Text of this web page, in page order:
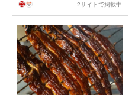
2サイトで掲載中